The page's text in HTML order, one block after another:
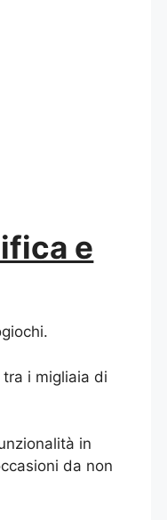
e
i migliaia di
in
da non